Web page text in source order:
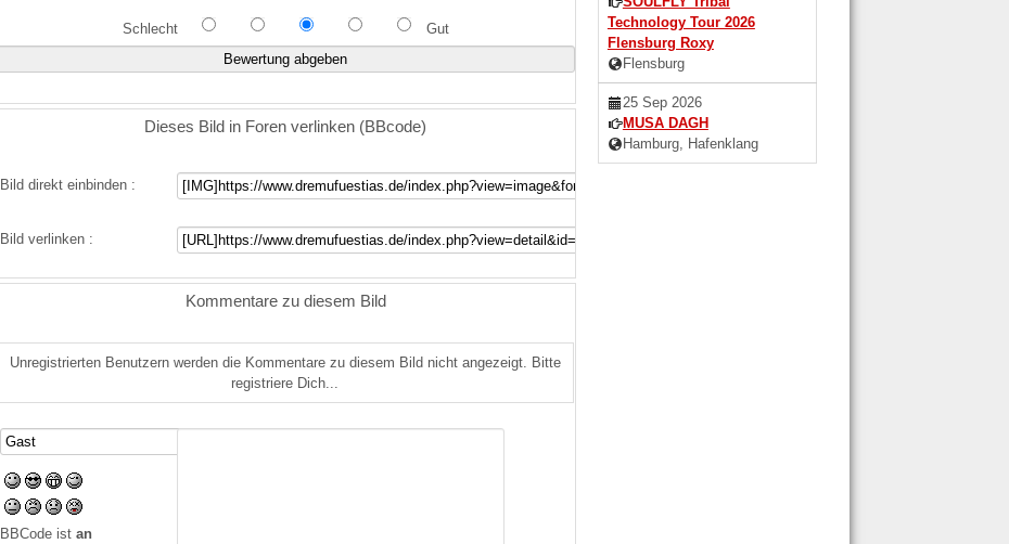
Schlecht Gut
Dieses Bild in Foren verlinken (BBcode)
Bild direkt einbinden :
Bild verlinken :
Kommentare zu diesem Bild
Unregistrierten Benutzern werden die Kommentare zu diesem Bild nicht angezeigt. Bitte
registriere Dich...
BBCode istan
Technology Tour 2026
Flensburg Roxy
Flensburg
25 Sep 2026
MUSA DAGH
Hamburg, Hafenklang